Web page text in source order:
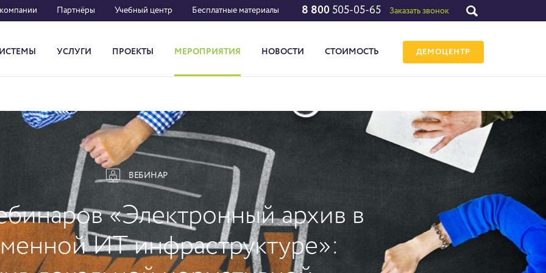
Партнёры Учебный центр Бесплатные материалы 8 800 505-05-65 Заказать звонок
УСЛУГИ ПРОЕКТЫ МЕРОПРИЯТИЯ НОВОСТИ СТОИМОСТЬ ДЕМОЦЕНТР
ВЕБИНАР
«Электронный архив в
ИТ инфраструктуре»: